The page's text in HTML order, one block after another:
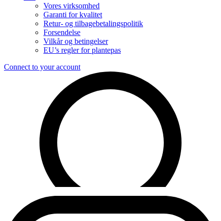
Vores virksomhed
Garanti for kvalitet
Retur- og tilbagebetalingspolitik
Forsendelse
Vilkår og betingelser
EU’s regler for plantepas
Connect to your account